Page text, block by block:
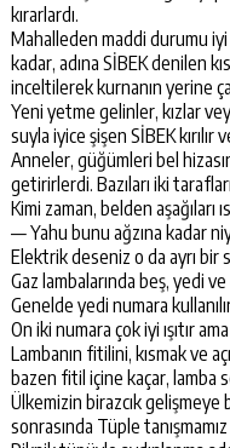
kırarlardı.
Mahalleden maddi durumu iyi
kadar, adına SİBEK denilen
inceltilerek kurnanın yerine
Yeni yetme gelinler, kızlar
suyla iyice şişen SİBEK kırılır
Anneler, güğümleri bel
getirirlerdi. Bazıları iki
Kimi zaman, belden aşağıları
— Yahu bunu ağzına kadar
Elektrik deseniz o da ayrı bir
Gaz lambalarında beş, yedi
Genelde yedi numara
On iki numara çok iyi ışıtır
Lambanın fitilini, kısmak ve
bazen fitil içine kaçar, lamba
Ülkemizin birazcık gelişmeye
sonrasında Tüple